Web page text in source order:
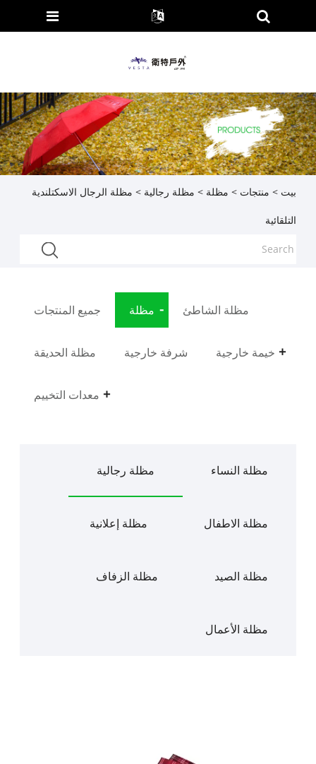
بيت > منتجات > مظلة > مظلة رجالية > مظلة الرجال الاسكتلندية
التلقائية
جميع المنتجات مظلة مظلة الشاطئ
مظلة الحديقة شرفة خارجية خيمة خارجية
معدات التخييم
مظلة النساء مظلة رجالية
مظلة الاطفال مظلة إعلانية
مظلة الصيد مظلة الزفاف
مظلة الأعمال